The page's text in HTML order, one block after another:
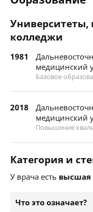
Университеты,
колледжи
1981
медицинский
Базовое
2018
медицинский
Повышение
Категория и
У врача есть высшая
Что это означает?